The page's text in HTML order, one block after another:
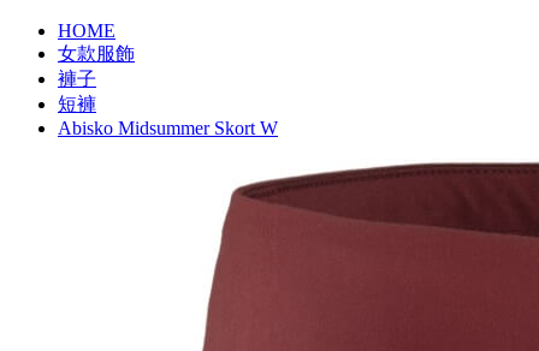
HOME
女款服飾
褲子
短褲
Abisko Midsummer Skort W